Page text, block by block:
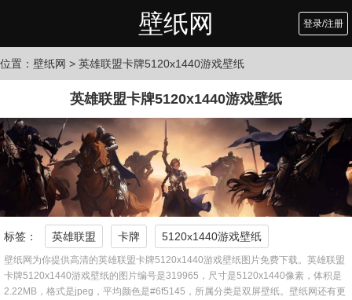
壁纸网 登录/注册
位置： 壁纸网 > 英雄联盟卡牌5120x1440游戏壁纸
英雄联盟卡牌5120x1440游戏壁纸
标签： 英雄联盟 卡牌 5120x1440游戏壁纸
壁纸网为你提供高清的英雄联盟卡牌5120x1440游戏壁纸图片免费下载。英雄联盟
卡牌5120x1440游戏壁纸的图片编号是319965，尺寸是5120x1440像素，体积是
2.22MB，格式是jpeg，平均颜色是#6f5145，所属分类是双屏壁纸。壁纸网还有更